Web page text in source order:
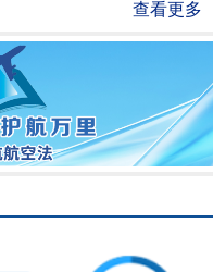
查看更多